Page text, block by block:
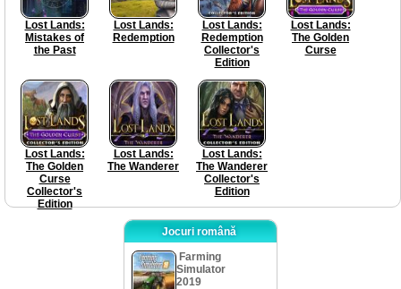
Lost Lands:
Mistakes of
the Past
Lost Lands:
Redemption
Lost Lands:
Redemption
Collector's
Edition
Lost Lands:
The Golden
Curse
Lost Lands:
The Golden
Curse
Collector's
Edition
Lost Lands:
The Wanderer
Lost Lands:
The Wanderer
Collector's
Edition
Jocuri română
Farming
Simulator
2019